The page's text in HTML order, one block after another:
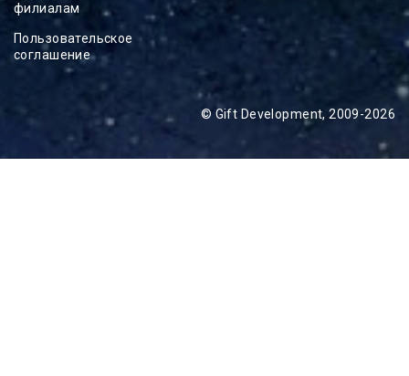
© Gift Development, 2009-2026
филиалам
Пользовательское
соглашение